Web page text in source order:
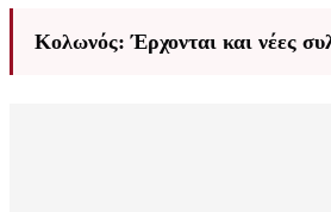
Κολωνός: Έρχονται και νέες